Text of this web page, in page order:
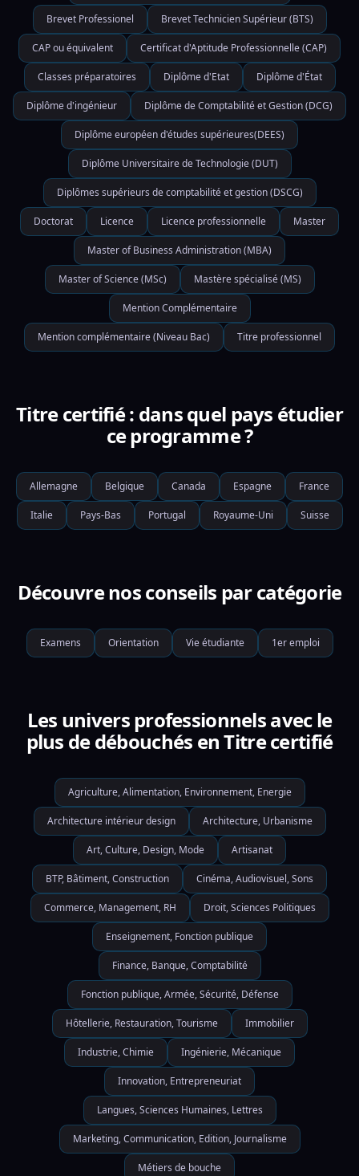
Brevet Professionel Brevet Technicien Supérieur (BTS)
CAP ou équivalent Certificat d'Aptitude Professionnelle (CAP)
Classes préparatoires Diplôme d'Etat Diplôme d'État
Diplôme d'ingénieur Diplôme de Comptabilité et Gestion (DCG)
Diplôme européen d'études supérieures(DEES)
Diplôme Universitaire de Technologie (DUT)
Diplômes supérieurs de comptabilité et gestion (DSCG)
Doctorat Licence Licence professionnelle Master
Master of Business Administration (MBA)
Master of Science (MSc) Mastère spécialisé (MS)
Mention Complémentaire
Mention complémentaire (Niveau Bac) Titre professionnel
Titre certifié : dans quel pays étudier
ce programme ?
Allemagne Belgique Canada Espagne France
Italie Pays-Bas Portugal Royaume-Uni Suisse
Découvre nos conseils par catégorie
Examens Orientation Vie étudiante 1er emploi
Les univers professionnels avec le
plus de débouchés en Titre certifié
Agriculture, Alimentation, Environnement, Energie
Architecture intérieur design Architecture, Urbanisme
Art, Culture, Design, Mode Artisanat
BTP, Bâtiment, Construction Cinéma, Audiovisuel, Sons
Commerce, Management, RH Droit, Sciences Politiques
Enseignement, Fonction publique
Finance, Banque, Comptabilité
Fonction publique, Armée, Sécurité, Défense
Hôtellerie, Restauration, Tourisme Immobilier
Industrie, Chimie Ingénierie, Mécanique
Innovation, Entrepreneuriat
Langues, Sciences Humaines, Lettres
Marketing, Communication, Edition, Journalisme
Métiers de bouche